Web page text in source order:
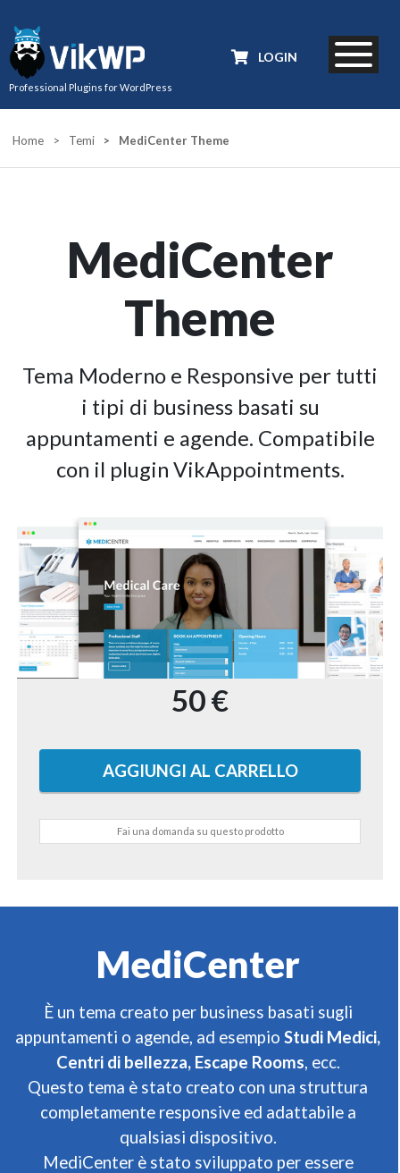
Professional Plugins for WordPress
LOGIN
Home > Temi > MediCenter Theme
MediCenter
Theme
Tema Moderno e Responsive per tutti
i tipi di business basati su
appuntamenti e agende. Compatibile
con il plugin VikAppointments.
50 €
Fai una domanda su questo prodotto
MediCenter
È un tema creato per business basati sugli
appuntamenti o agende, ad esempioStudi Medici,
Centri di bellezza, Escape Rooms, ecc.
Questo tema è stato creato con una struttura
completamente responsive ed adattabile a
qualsiasi dispositivo.
MediCenter è stato sviluppato per essere